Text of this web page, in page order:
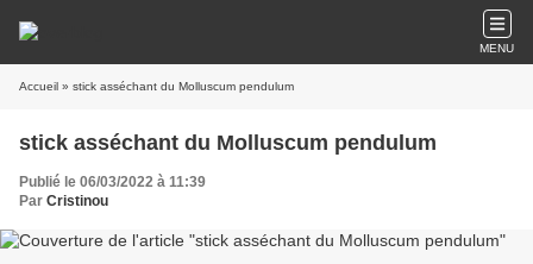
MENU
Accueil » stick asséchant du Molluscum pendulum
stick asséchant du Molluscum pendulum
Publié le 06/03/2022 à 11:39
Par Cristinou